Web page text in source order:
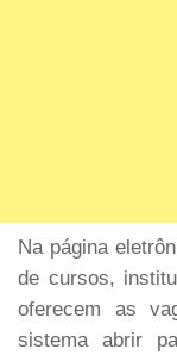
Na página
de cursos,
oferecem as
sistema abrir